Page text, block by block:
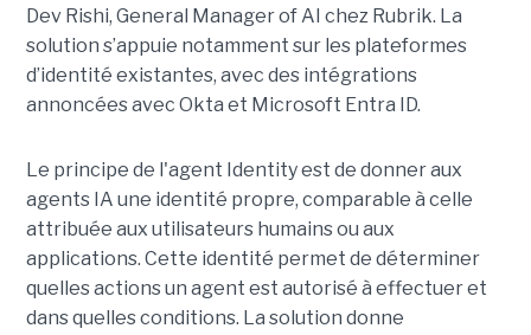
Dev Rishi, General Manager of AI chez Rubrik. La
solution s’appuie notamment sur les plateformes
d’identité existantes, avec des intégrations
annoncées avec Okta et Microsoft Entra ID.
Le principe de l'agent Identity est de donner aux
agents IA une identité propre, comparable à celle
attribuée aux utilisateurs humains ou aux
applications. Cette identité permet de déterminer
quelles actions un agent est autorisé à effectuer et
dans quelles conditions. La solution donne